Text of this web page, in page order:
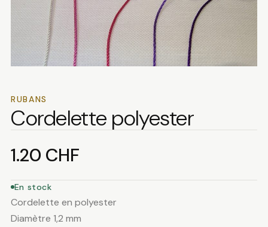
RUBANS
Cordelette polyester
1.20 CHF
En stock
Cordelette en polyester
Diamètre 1,2 mm